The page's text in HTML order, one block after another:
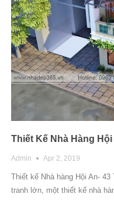
Thiết Kế Nhà Hàng
Admin Apr 2, 2019
Thiết kế Nhà hàng Hội An-
tranh lớn, một thiết kế nhà